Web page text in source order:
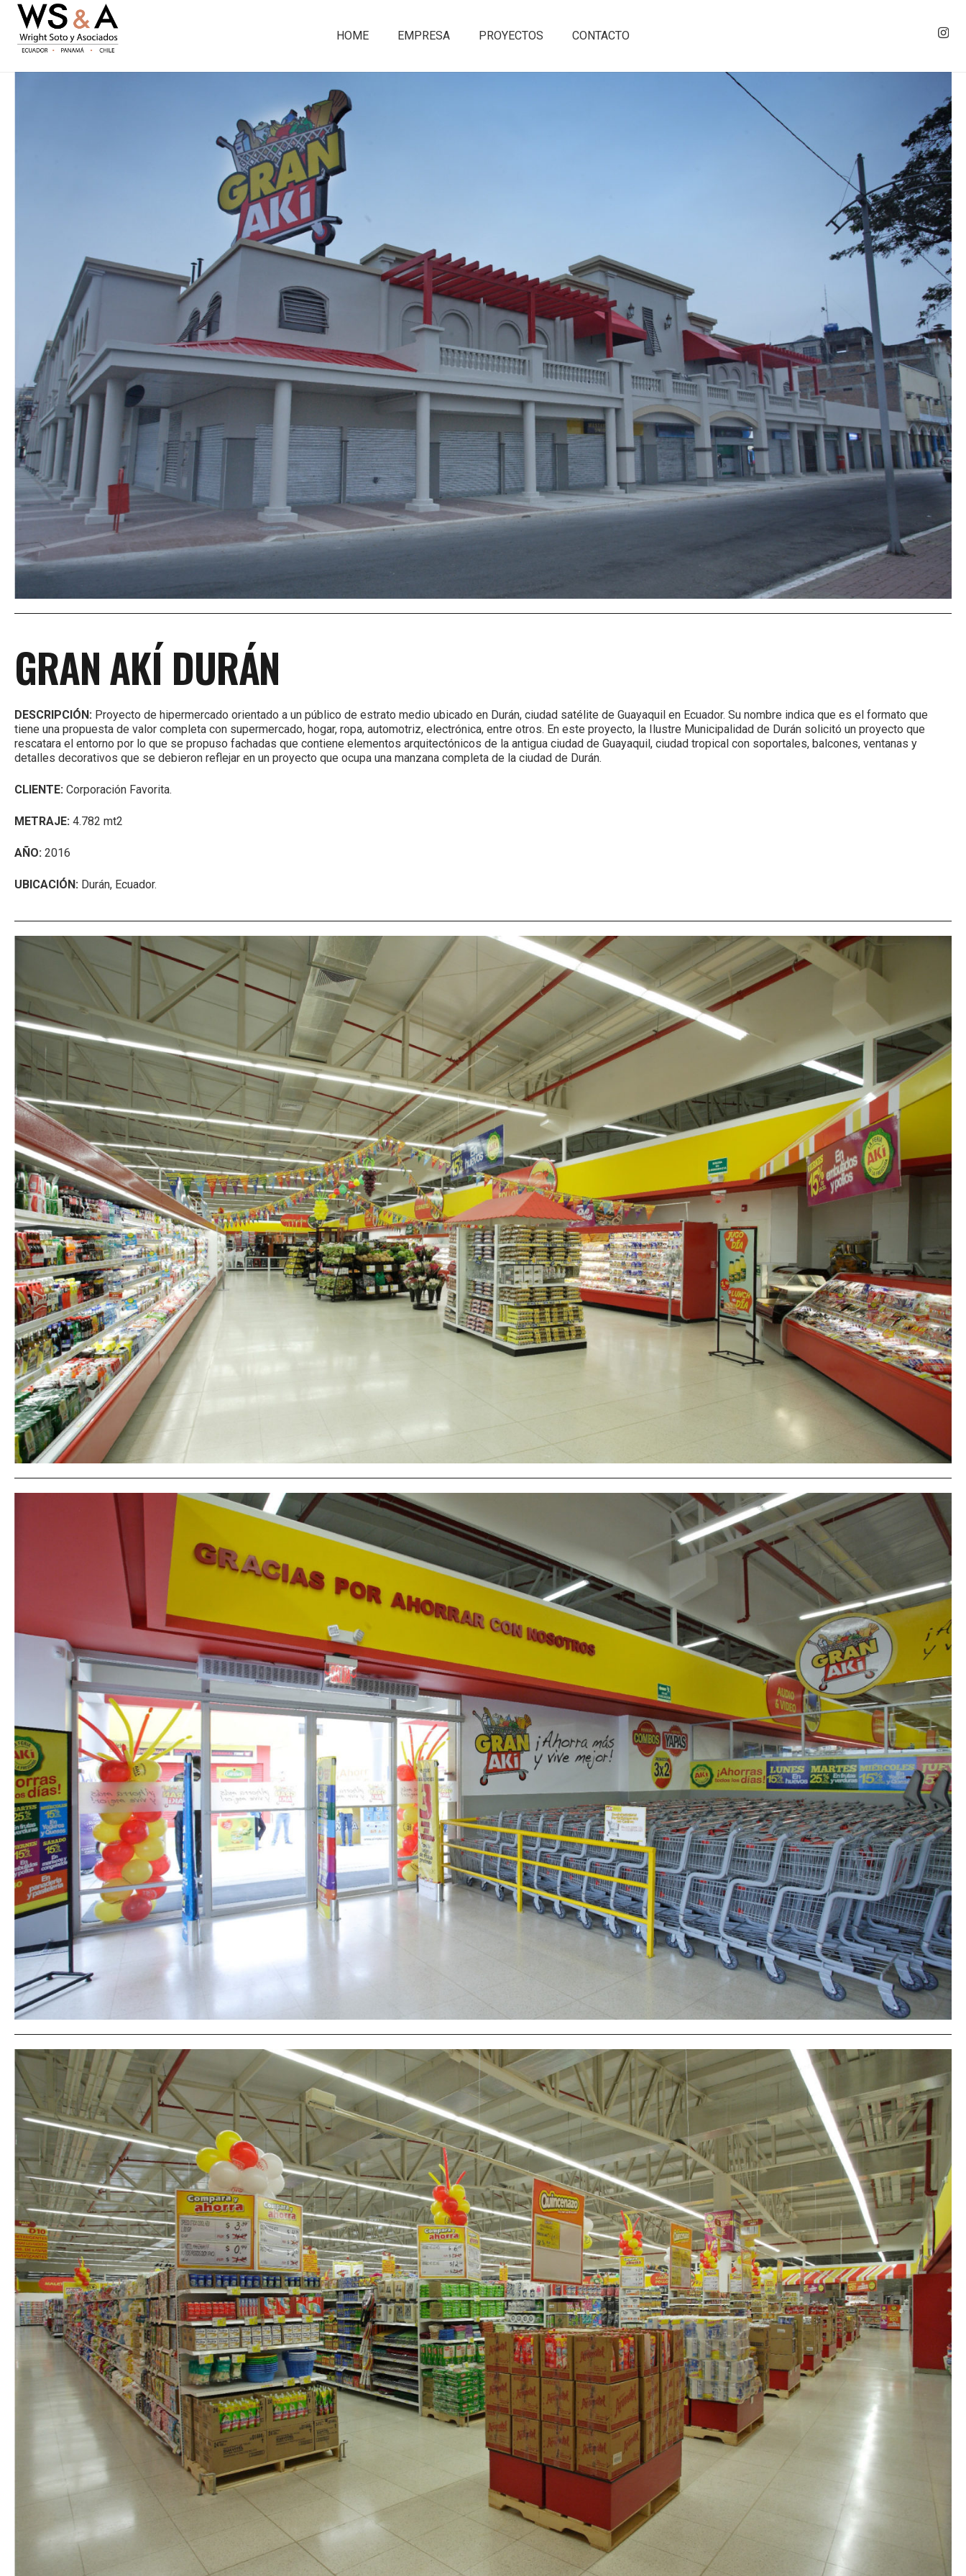
HOME EMPRESA PROYECTOS CONTACTO
GRAN AKÍ DURÁN
DESCRIPCIÓN: Proyecto de hipermercado orientado a un público de estrato medio ubicado en Durán, ciudad satélite de Guayaquil en Ecuador. Su nombre indica que es el formato que
tiene una propuesta de valor completa con supermercado, hogar, ropa, automotriz, electrónica, entre otros. En este proyecto, la Ilustre Municipalidad de Durán solicitó un proyecto que
rescatara el entorno por lo que se propuso fachadas que contiene elementos arquitectónicos de la antigua ciudad de Guayaquil, ciudad tropical con soportales, balcones, ventanas y
detalles decorativos que se debieron reflejar en un proyecto que ocupa una manzana completa de la ciudad de Durán.
CLIENTE: Corporación Favorita.
METRAJE: 4.782 mt2
AÑO: 2016
UBICACIÓN: Durán, Ecuador.